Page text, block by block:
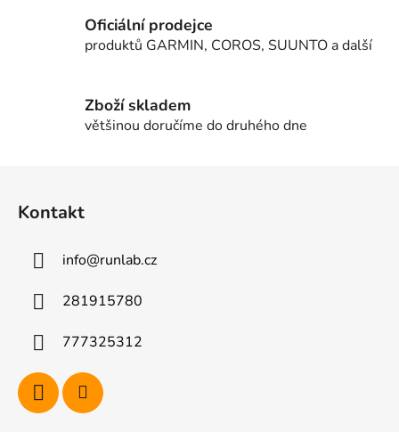
í
p
y
Oficiální prodejce
produktů GARMIN, COROS, SUUNTO a další
Zboží skladem
většinou doručíme do druhého dne
Kontakt
info@runlab.cz
281915780
777325312